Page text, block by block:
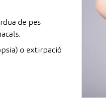
de pes
o extirpació